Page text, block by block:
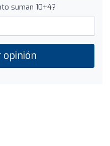
suman 10+4?